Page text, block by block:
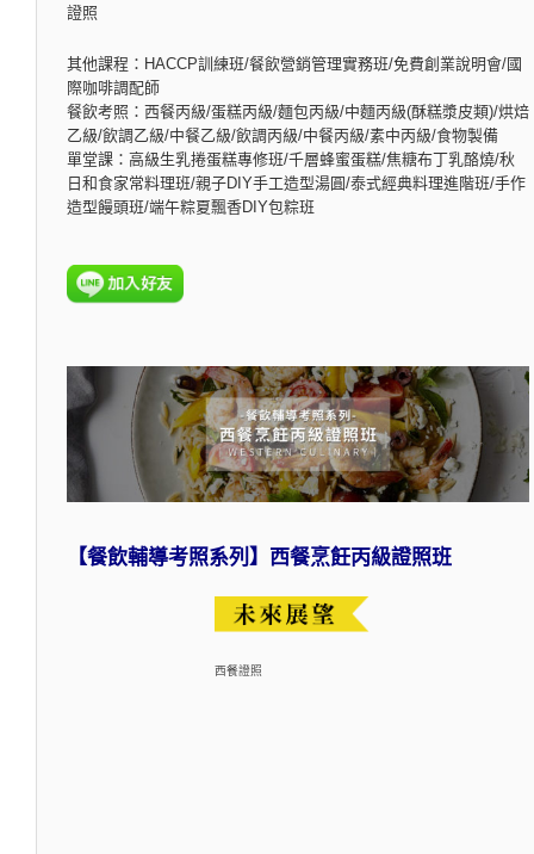
證照
其他課程：HACCP訓練班/餐飲營銷管理實務班/免費創業說明會/國
際咖啡調配師
餐飲考照：西餐丙級/蛋糕丙級/麵包丙級/中麵丙級(酥糕漿皮類)/烘焙
乙級/飲調乙級/中餐乙級/飲調丙級/中餐丙級/素中丙級/食物製備
單堂課：高級生乳捲蛋糕專修班/千層蜂蜜蛋糕/焦糖布丁乳酪燒/秋
日和食家常料理班/親子DIY手工造型湯圓/泰式經典料理進階班/手作
造型饅頭班/端午粽夏飄香DIY包粽班
【餐飲輔導考照系列】西餐烹飪丙級證照班
西餐證照